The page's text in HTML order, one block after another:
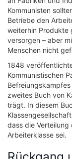
Kommunisten
Betriebe den
weiterhin Produkte
versorgen – aber
Menschen nicht
1848
Kommunistischen
zweites Buch von
trägt. In diesem
dass die Verteilung
Arbeiterklasse sei.